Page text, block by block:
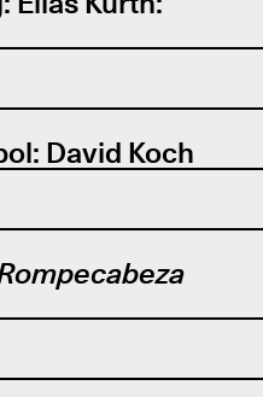
David Koch